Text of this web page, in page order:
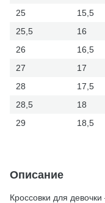
25
15,5
25,5
16
26
16,5
27
17
28
17,5
28,5
18
29
18,5
Описание
Кроссовки для